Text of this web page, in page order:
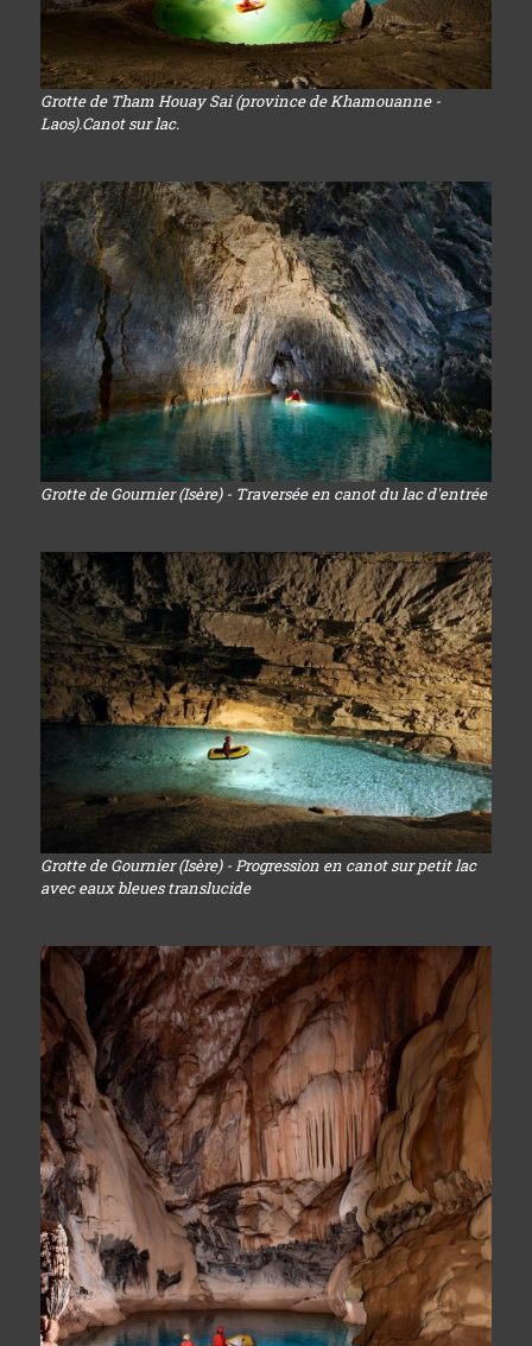
Grotte de Tham Houay Sai (province de Khamouanne -
Laos).Canot sur lac.
Grotte de Gournier (Isère) - Traversée en canot du lac d'entrée
Grotte de Gournier (Isère) - Progression en canot sur petit lac
avec eaux bleues translucide